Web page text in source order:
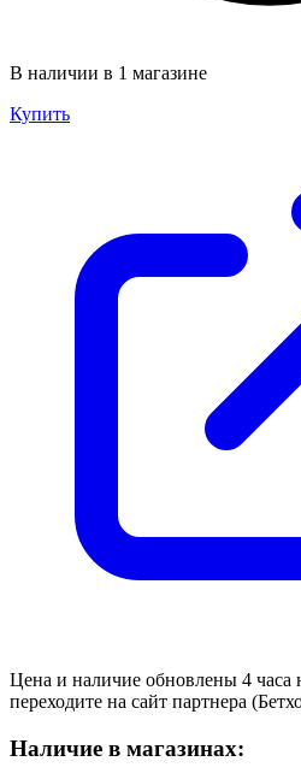
В наличии в 1 магазине
Купить
Цена и наличие обновлены 4
переходите на сайт партнера
Наличие в магазинах: